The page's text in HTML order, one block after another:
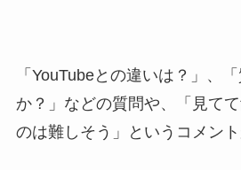
「YouTubeとの違いは？」、
か？」などの質問や、「見て
のは難しそう」というコメント